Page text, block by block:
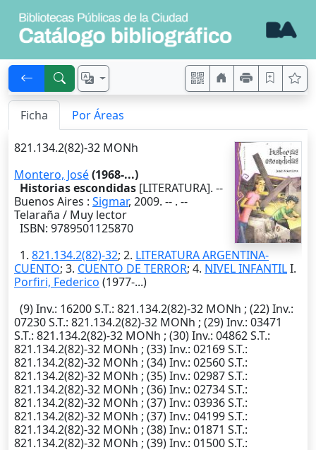
Ficha Por Áreas
821.134.2(82)-32 MONh
Montero, José(1968-...)
Historias escondidas [LITERATURA]. --
Buenos Aires : Sigmar, 2009. -- . --
Telaraña / Muy lector
ISBN: 9789501125870
1. 821.134.2(82)-32; 2. LITERATURA ARGENTINA-
CUENTO; 3. CUENTO DE TERROR; 4. NIVEL INFANTILI.
Porfiri, Federico (1977-...)
(9)Inv.: 16200S.T.: 821.134.2(82)-32 MONh ; (22)Inv.:
07230S.T.: 821.134.2(82)-32 MONh ; (29)Inv.: 03471
S.T.: 821.134.2(82)-32 MONh ; (30)Inv.: 04862S.T.:
821.134.2(82)-32 MONh ; (33)Inv.: 02169S.T.:
821.134.2(82)-32 MONh ; (34)Inv.: 02560S.T.:
821.134.2(82)-32 MONh ; (35)Inv.: 02987S.T.:
821.134.2(82)-32 MONh ; (36)Inv.: 02734S.T.:
821.134.2(82)-32 MONh ; (37)Inv.: 03936S.T.:
821.134.2(82)-32 MONh ; (37)Inv.: 04199S.T.:
821.134.2(82)-32 MONh ; (38)Inv.: 01871 S.T.:
821.134.2(82)-32 MONh ; (39)Inv.: 01500S.T.: